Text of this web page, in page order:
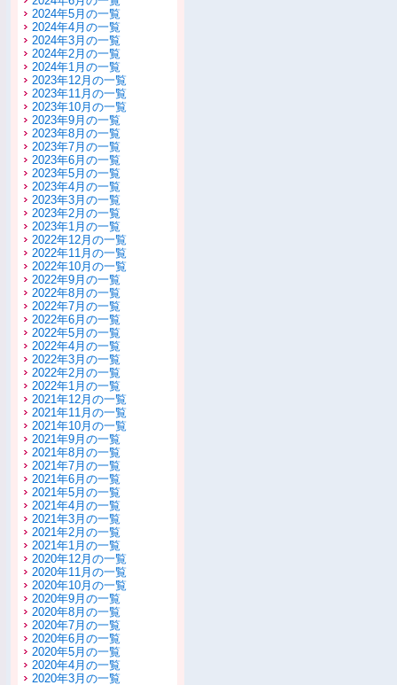
2024年5月の一覧
2024年4月の一覧
2024年3月の一覧
2024年2月の一覧
2024年1月の一覧
2023年12月の一覧
2023年11月の一覧
2023年10月の一覧
2023年9月の一覧
2023年8月の一覧
2023年7月の一覧
2023年6月の一覧
2023年5月の一覧
2023年4月の一覧
2023年3月の一覧
2023年2月の一覧
2023年1月の一覧
2022年12月の一覧
2022年11月の一覧
2022年10月の一覧
2022年9月の一覧
2022年8月の一覧
2022年7月の一覧
2022年6月の一覧
2022年5月の一覧
2022年4月の一覧
2022年3月の一覧
2022年2月の一覧
2022年1月の一覧
2021年12月の一覧
2021年11月の一覧
2021年10月の一覧
2021年9月の一覧
2021年8月の一覧
2021年7月の一覧
2021年6月の一覧
2021年5月の一覧
2021年4月の一覧
2021年3月の一覧
2021年2月の一覧
2021年1月の一覧
2020年12月の一覧
2020年11月の一覧
2020年10月の一覧
2020年9月の一覧
2020年8月の一覧
2020年7月の一覧
2020年6月の一覧
2020年5月の一覧
2020年4月の一覧
2020年3月の一覧